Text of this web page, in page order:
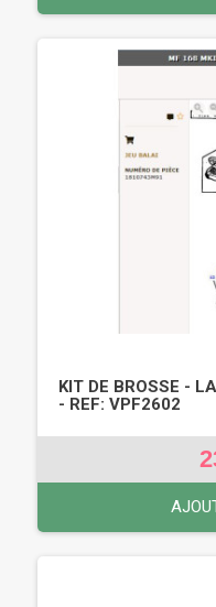
KIT DE BROSSE -
- REF: VPF2602